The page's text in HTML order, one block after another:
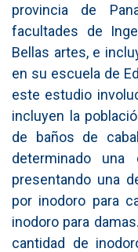
provincia de
facultades de
Bellas artes, e
en su escuela de
este estudio
incluyen la
de baños de
determinado una
presentando una
por inodoro para
inodoro para
cantidad de